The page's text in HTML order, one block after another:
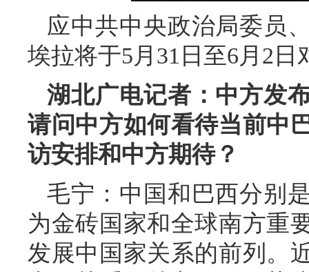
应中共中央政治局委员
埃拉将于5月31日至6月2
湖北广电记者：中方发
请问中方如何看待当前中
访安排和中方期待？
毛宁：中国和巴西分别
为金砖国家和全球南方重
发展中国家关系的前列。